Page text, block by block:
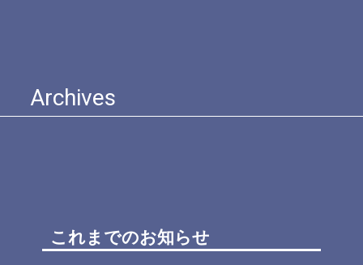
Archives
これまでのお知らせ